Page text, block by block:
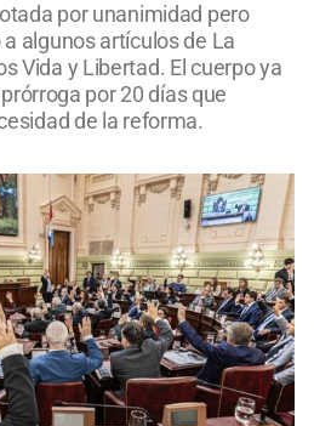
por unanimidad pero
algunos artículos de La
Vida y Libertad. El cuerpo ya
por 20 días que
de la reforma.